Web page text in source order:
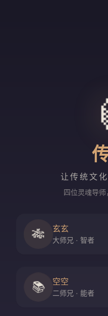
让传统文
四位灵魂导
🎋 玄玄
大师兄 · 智者
📚 空空
二师兄 · 能者